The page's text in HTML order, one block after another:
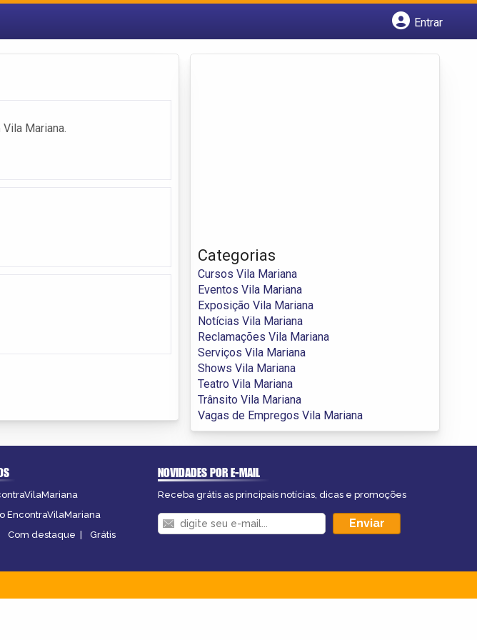
Entrar
Mariana.
Categorias
Cursos Vila Mariana
Eventos Vila Mariana
Exposição Vila Mariana
Notícias Vila Mariana
Reclamações Vila Mariana
Serviços Vila Mariana
Shows Vila Mariana
Teatro Vila Mariana
Trânsito Vila Mariana
Vagas de Empregos Vila Mariana
EncontraVilaMariana
Com destaque | Grátis
NOVIDADES POR E-MAIL
Receba grátis as principais notícias, dicas e promoções